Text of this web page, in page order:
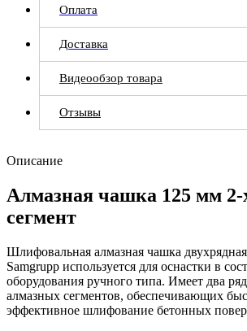
Оплата
Доставка
Видеообзор товара
Отзывы
Описание
Алмазная чашка 125 мм
сегмент
Шлифовальная алмазная чашка
Samgrupp используется для оснастки в
оборудования ручного типа. Имеет два
алмазных сегментов, обеспечивающих
эффективное шлифование бетонных